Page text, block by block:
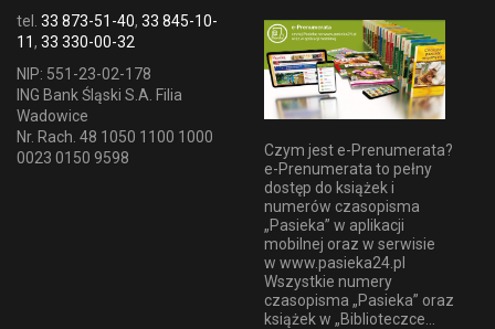
tel. 33 873-51-40, 33 845-10-
11, 33 330-00-32
NIP: 551-23-02-178
ING Bank Śląski S.A. Filia
Wadowice
Nr. Rach. 48 1050 1100 1000
0023 0150 9598
Czym jest e-Prenumerata?
e-Prenumerata to pełny
dostęp do książek i
numerów czasopisma
„Pasieka” w aplikacji
mobilnej oraz w serwisie
w www.pasieka24.pl
Wszystkie numery
czasopisma „Pasieka” oraz
książek w „Biblioteczce...